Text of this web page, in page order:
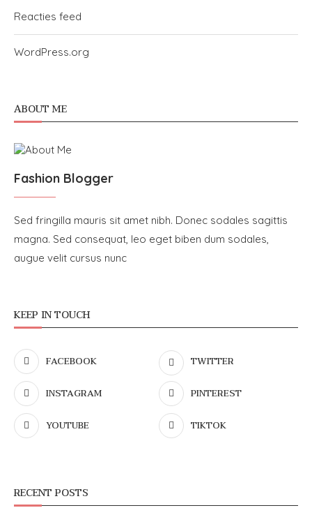
Reacties feed
WordPress.org
ABOUT ME
Fashion Blogger
Sed fringilla mauris sit amet nibh. Donec sodales sagittis
magna. Sed consequat, leo eget biben dum sodales,
augue velit cursus nunc
KEEP IN TOUCH
FACEBOOK TWITTER
INSTAGRAM PINTEREST
YOUTUBE TIKTOK
RECENT POSTS